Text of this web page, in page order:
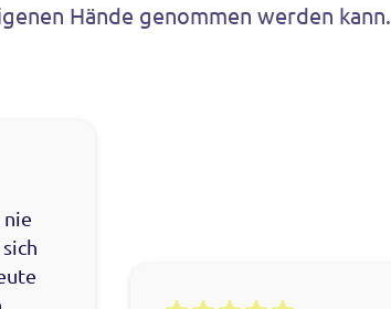
Hände genommen werden kann.
nie